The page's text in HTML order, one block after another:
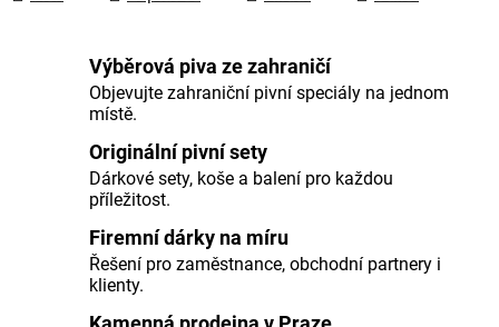
Výběrová piva ze zahraničí
Objevujte zahraniční pivní speciály na jednom
místě.
Originální pivní sety
Dárkové sety, koše a balení pro každou
příležitost.
Firemní dárky na míru
Řešení pro zaměstnance, obchodní partnery i
klienty.